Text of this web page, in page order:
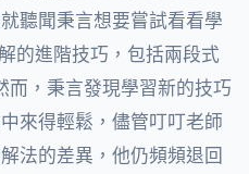
聽聞秉言想要嘗試看看學
的進階技巧，包括兩段式
而，秉言發現學習新的技巧
來得輕鬆，儘管叮叮老師
法的差異，他仍頻頻退回